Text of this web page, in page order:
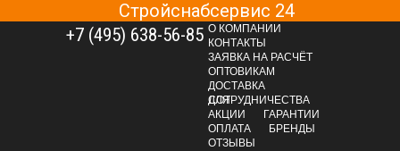
Стройснабсервис 24
+7 (495) 638-56-85 О КОМПАНИИ
КОНТАКТЫ
ЗАЯВКА НА РАСЧЁТ
ОПТОВИКАМ
ДОСТАВКА
ДЛЯ СОТРУДНИЧЕСТВА
АКЦИИ
ГАРАНТИИ
ОПЛАТА
БРЕНДЫ
ОТЗЫВЫ
Сантехника